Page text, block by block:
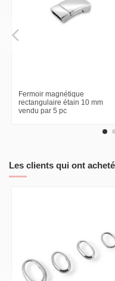
Fermoir magnétique
rectangulaire étain 10 mm
vendu par 5 pc
Les clients qui ont